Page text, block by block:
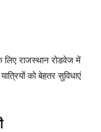
राजस्थान रोडवेज में
को बेहतर सुविधाएं